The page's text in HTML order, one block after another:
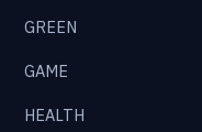
GREEN
GAME
HEALTH